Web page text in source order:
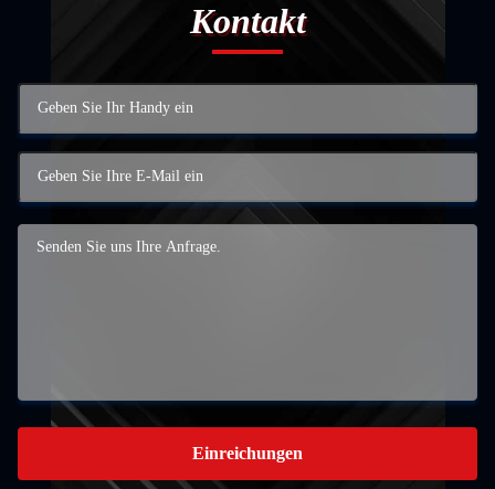
Kontakt
Einreichungen